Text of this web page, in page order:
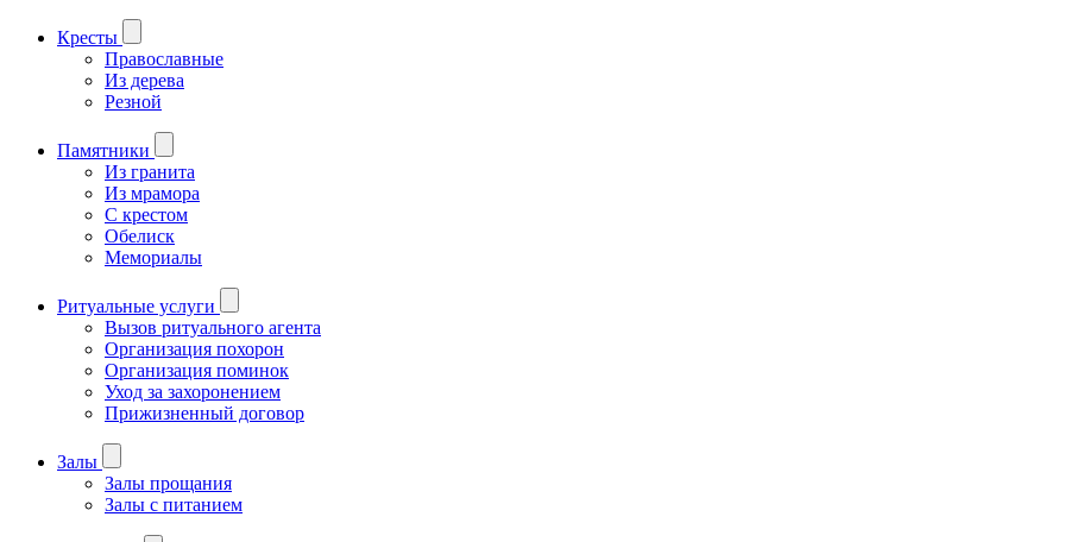
Кресты
Православные
Из дерева
Резной
Памятники
Из гранита
Из мрамора
С крестом
Обелиск
Мемориалы
Ритуальные услуги
Вызов ритуального агента
Организация похорон
Организация поминок
Уход за захоронением
Прижизненный договор
Залы
Залы прощания
Залы с питанием